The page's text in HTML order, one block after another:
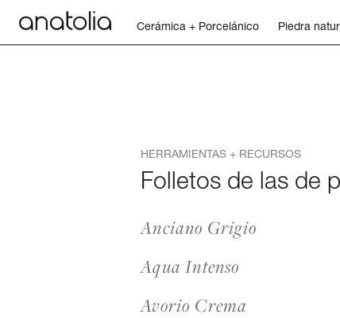
Cerámica + Porcelánico Piedra
HERRAMIENTAS + RECURSOS
Folletos de las de
Anciano Grigio
Aqua Intenso
Avorio Crema